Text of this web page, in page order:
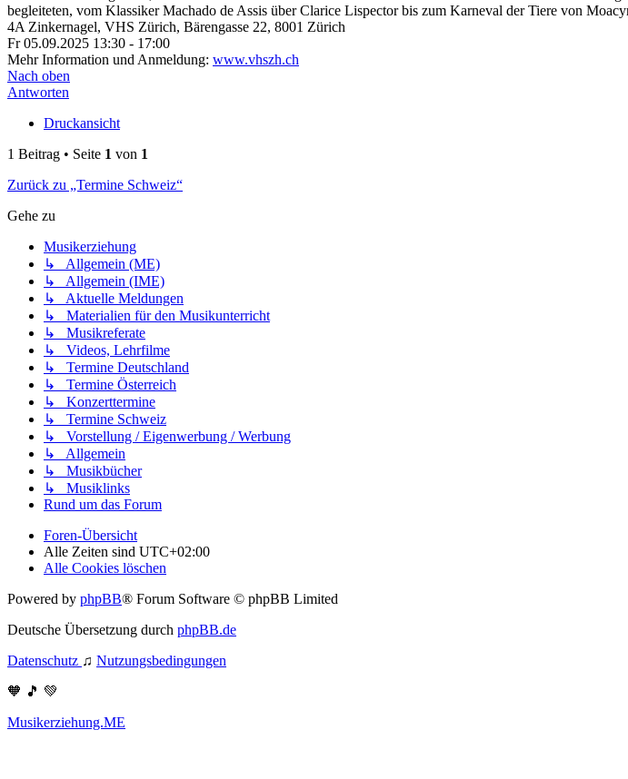
begleiteten, vom Klassiker Machado de Assis über Clarice Lispector bis zum Karneval der Tiere von
4A Zinkernagel, VHS Zürich, Bärengasse 22, 8001 Zürich
Fr 05.09.2025 13:30 - 17:00
Mehr Information und Anmeldung: www.vhszh.ch
Nach oben
Antworten
Druckansicht
1 Beitrag • Seite 1 von 1
Zurück zu „Termine Schweiz“
Gehe zu
Musikerziehung
↳ Allgemein (ME)
↳ Allgemein (IME)
↳ Aktuelle Meldungen
↳ Materialien für den Musikunterricht
↳ Musikreferate
↳ Videos, Lehrfilme
↳ Termine Deutschland
↳ Termine Österreich
↳ Konzerttermine
↳ Termine Schweiz
↳ Vorstellung / Eigenwerbung / Werbung
↳ Allgemein
↳ Musikbücher
↳ Musiklinks
Rund um das Forum
Foren-Übersicht
Alle Zeiten sind UTC+02:00
Alle Cookies löschen
Powered by phpBB® Forum Software © phpBB Limited
Deutsche Übersetzung durch phpBB.de
Datenschutz ♫ Nutzungsbedingungen
🧡 🎵 💚
Musikerziehung.ME